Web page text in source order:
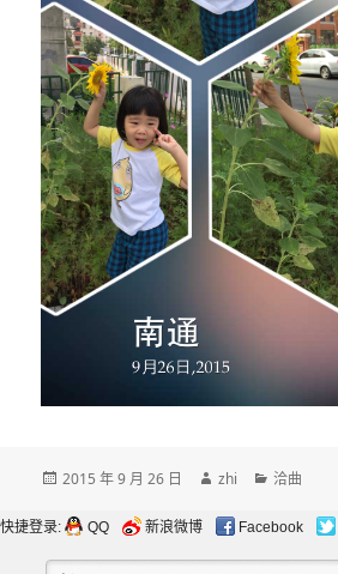
发
于
2015 年 9 月 26 日
作
zhi
分
洽曲
快捷登录: QQ 新浪微博 Facebook